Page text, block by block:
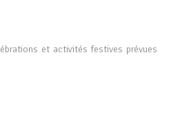
et activités festives prévues